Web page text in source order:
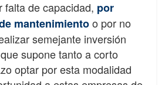
falta de capacidad, por
mantenimientoo por no
semejante inversión
supone tanto a corto
optar poresta modalidad